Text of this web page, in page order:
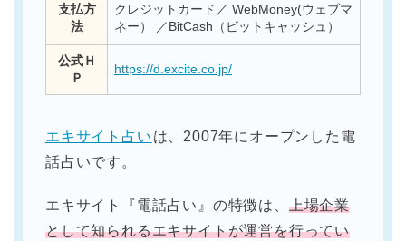
支払方
法
クレジットカード／ WebMoney(ウェブマ
ネー） ／BitCash（ビットキャッシュ）
公式Ｈ
Ｐ
https://d.excite.co.jp/
エキサイト占い は、2007年にオープンした電
話占いです。
エキサイト『電話占い』の特徴は、 上場企業
として知られるエキサイトが運営を行ってい